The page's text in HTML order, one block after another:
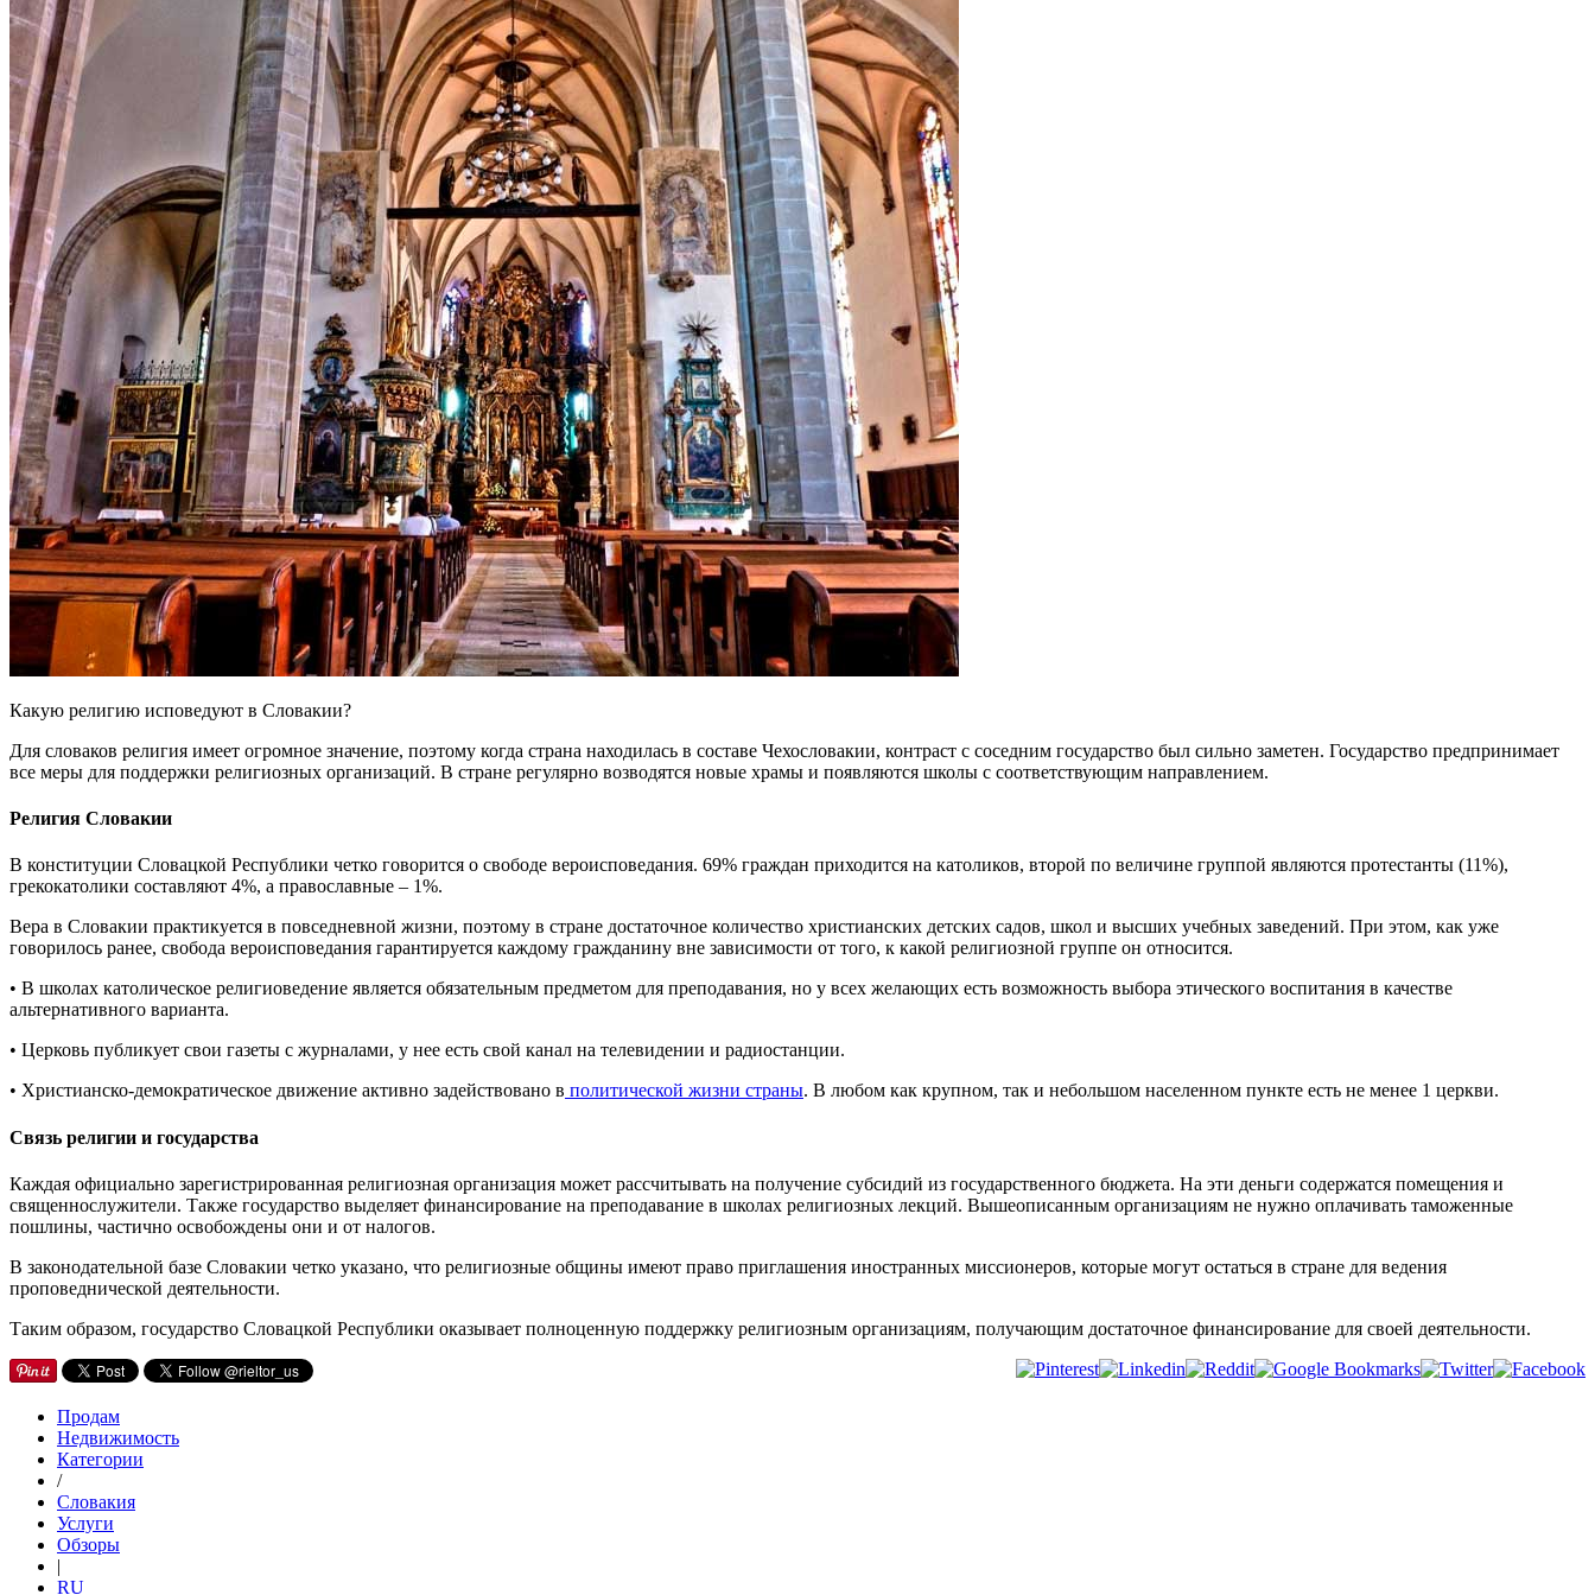
Какую религию исповедуют в Словакии?
Для словаков религия имеет огромное значение, поэтому когда страна находилась в составе Чехословакии, контраст с соседним государство был сильно заметен. Государство предпринимает
все меры для поддержки религиозных организаций. В стране регулярно возводятся новые храмы и появляются школы с соответствующим направлением.
Религия Словакии
В конституции Словацкой Республики четко говорится о свободе вероисповедания. 69% граждан приходится на католиков, второй по величине группой являются протестанты (11%),
грекокатолики составляют 4%, а православные – 1%.
Вера в Словакии практикуется в повседневной жизни, поэтому в стране достаточное количество христианских детских садов, школ и высших учебных заведений. При этом, как уже
говорилось ранее, свобода вероисповедания гарантируется каждому гражданину вне зависимости от того, к какой религиозной группе он относится.
• В школах католическое религиоведение является обязательным предметом для преподавания, но у всех желающих есть возможность выбора этического воспитания в качестве
альтернативного варианта.
• Церковь публикует свои газеты с журналами, у нее есть свой канал на телевидении и радиостанции.
• Христианско-демократическое движение активно задействовано в политической жизни страны. В любом как крупном, так и небольшом населенном пункте есть не менее 1 церкви.
Связь религии и государства
Каждая официально зарегистрированная религиозная организация может рассчитывать на получение субсидий из государственного бюджета. На эти деньги содержатся помещения и
священнослужители. Также государство выделяет финансирование на преподавание в школах религиозных лекций. Вышеописанным организациям не нужно оплачивать таможенные
пошлины, частично освобождены они и от налогов.
В законодательной базе Словакии четко указано, что религиозные общины имеют право приглашения иностранных миссионеров, которые могут остаться в стране для ведения
проповеднической деятельности.
Таким образом, государство Словацкой Республики оказывает полноценную поддержку религиозным организациям, получающим достаточное финансирование для своей деятельности.
Продам
Недвижимость
Категории
/
Словакия
Услуги
Обзоры
|
RU